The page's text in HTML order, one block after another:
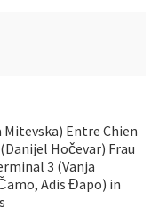
Entre Chien
Hočevar) Frau
3 (Vanja
Adis Đapo) in